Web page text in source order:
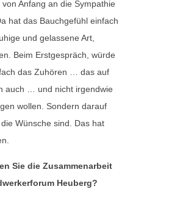
Anfang an die Sympathie
hat das Bauchgefühl einfach
und gelassene Art,
Beim Erstgespräch, würde
das Zuhören … das auf
auch … und nicht irgendwie
wollen. Sondern darauf
Wünsche sind. Das hat
Sie die Zusammenarbeit
Heuberg?